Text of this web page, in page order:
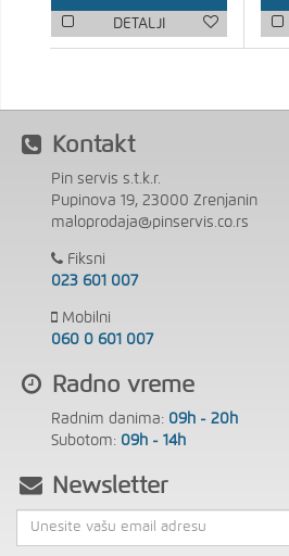
DETALJI
Kontakt
Pin servis s.t.k.r.
Pupinova 19, 23000 Zrenjanin
maloprodaja@pinservis.co.rs
Fiksni
023 601 007
Mobilni
060 0 601 007
Radno vreme
Radnim danima: 09h - 20h
Subotom: 09h - 14h
Newsletter